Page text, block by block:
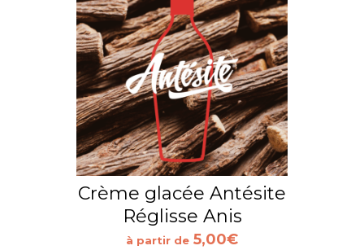
Crème glacée Antésite
Réglisse Anis
à partir de 5,00€